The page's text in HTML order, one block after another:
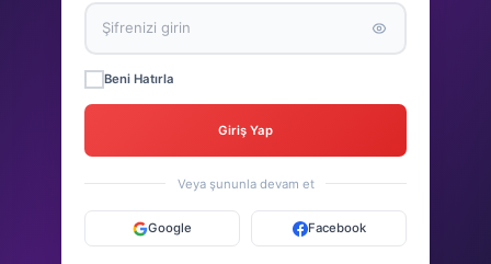
Beni Hatırla
Giriş Yap
Veya şununla devam et
Google Facebook